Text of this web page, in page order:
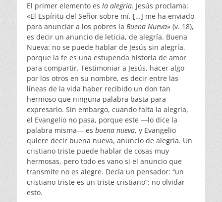
El primer elemento es la alegría. Jesús proclama:
«El Espíritu del Señor sobre mí, […] me ha enviado
para anunciar a los pobres la Buena Nueva» (v. 18),
es decir un anuncio de leticia, de alegría. Buena
Nueva: no se puede hablar de Jesús sin alegría,
porque la fe es una estupenda historia de amor
para compartir. Testimoniar a Jesús, hacer algo
por los otros en su nombre, es decir entre las
líneas de la vida haber recibido un don tan
hermoso que ninguna palabra basta para
expresarlo. Sin embargo, cuando falta la alegría,
el Evangelio no pasa, porque este ―lo dice la
palabra misma― es buena nueva, y Evangelio
quiere decir buena nueva, anuncio de alegría. Un
cristiano triste puede hablar de cosas muy
hermosas, pero todo es vano si el anuncio que
transmite no es alegre. Decía un pensador: “un
cristiano triste es un triste cristiano”: no olvidar
esto.